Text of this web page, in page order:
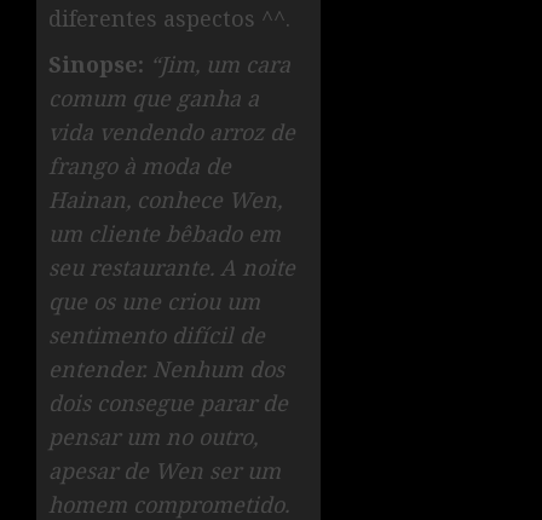
diferentes aspectos ^^.
Sinopse: “Jim, um cara
comum que ganha a
vida vendendo arroz de
frango à moda de
Hainan, conhece Wen,
um cliente bêbado em
seu restaurante. A noite
que os une criou um
sentimento difícil de
entender. Nenhum dos
dois consegue parar de
pensar um no outro,
apesar de Wen ser um
homem comprometido.